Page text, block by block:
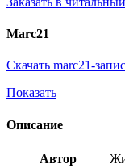
Marc21
Скачать marc21-
Показать
Описание
Автор